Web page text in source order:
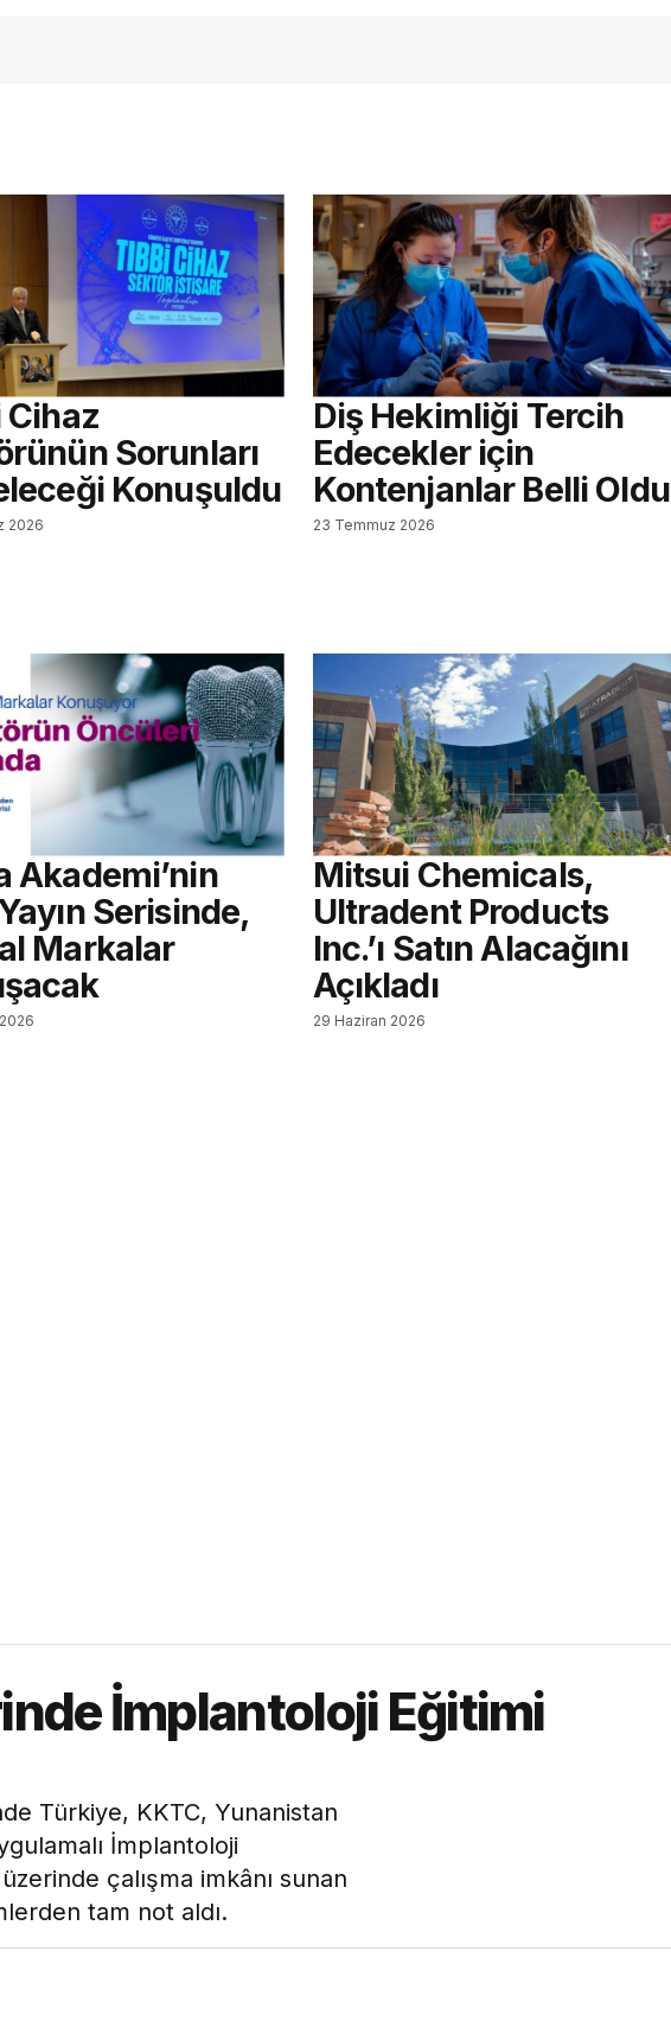
Cihaz
Sorunları
Konuşuldu
2026
Diş Hekimliği Tercih
Edecekler için
Kontenjanlar Belli Oldu
23 Temmuz 2026
Akademi’nin
Serisinde,
Markalar
Mitsui Chemicals,
Ultradent Products
Inc.’ı Satın Alacağını
Açıkladı
29 Haziran 2026
İmplantoloji Eğitimi
Türkiye, KKTC, Yunanistan
İmplantoloji
çalışma imkânı sunan
tam not aldı.